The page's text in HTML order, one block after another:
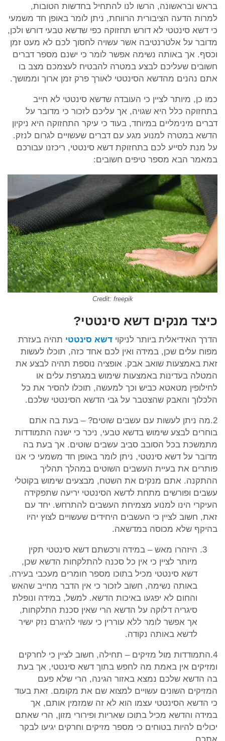
בראש ובראשונה, הרשו לנו להתחיל בחדשות הטובות,
למרות הדעה הציבורית הרווחת, ניתן לומר באופן חד משמעי
כי דשא סינטטי לא דורש תחזוקה כפי שדשא טבעי דורש ולכן,
מדובר על אלטרנטיבה אשר עשויה לחסוך לכם לא מעט זמן
וכסף. אך באותה נשימה אפשר לומר כי ישנם מספר דברים
חשובים שעליכם לבצע במטרה להבטיח לעצמכם מצב בו
אתם נהנים מהדשא הסינטטי לאורך פרק זמן ארוך וממושך.
כמו כן, מיותר לציין כי העובדה שדשא סינטטי לא חייב
בתחזוקה כלל היא שגויה, אך עליכם לזכור כי מדובר על
דברים מינימליים במיוחד, בעוד כי עיקר התחזוקה היא ניקיון
הדשא במטרה למנוע מגע עם דברים שעשויים לגרום לנזק.
על מנת לסייע לכם בתחזוקת דשא סינטטי, ריכזנו עבורכם
במאמר הבא מספר טיפים חשובים:
Credit: freepik
כיצד מנקים דשא סינטטי?
הדרך האידיאלית ביותר לניקוי דשא סינטטי תהיה בעזרת
מפוח עלים שכן, במידה ואין לכם אחד כזה, תוכלו לעשות
זאת באמצעות שואב אבק. אופציה נוספת תהיה לבצע את
המטלה בעדינות באמצעות שימוש במגרפת עלים או
לחילופין מטאטא כביש וכך למעשה, תוכלו להסיר את כל
הלכלוך והאבק שהצטבר על גבי הדשא הסינטטי שלכם.
2.מה ניתן לעשות עם עשבים שוטים? – בעת בה אתם
בוחרים לבצע שימוש בדשא טבעי, ניכר כי ישנה התמודדות
מתמשכת בכל הסובב סביב עשבים שוטים. אך בעת בה
מדובר על דשא סינטטי, ניתן לומר באופן חד משמעי כי אנו
פותרים את בעיית העשבים השוטים במהלך תהליך
ההתקנה. אתם מנקים את השטח, מבצעים שימוש בקוטלי
עשבים ופורשים מתחת לדשא הסינטטי יריעה שתפקידה
העיקרי הינו למנוע מצמיחת העשבים להתרחש. יחד עם
זאת, חשוב לציין כי העשבים היחידים שעשויים לצוץ יהיו
בהיקף שלא מכוסה במדשאה.
היזהרו מאש – במידה ורכשתם דשא סינטטי תקין
מיותר לציין כי אין כל סכנה להתלקחות הדשא שכן,
דשא סינטטי מכיל בתוכו מספר חומרים מעכבי בעירה.
באותה נשימה, חשוב לזכור כי אין הדבר מחייב שהאש
והחום לא יפגעו באיכות הדשא. למשל, במידה ונופלת
סיגריה דלוקה על הדשא הרי שאין סכנת התלקחות,
אך אפשר לומר ללא עוררין כי עשוי להיגרם נזק ישיר
לדשא באותה נקודה.
4.התמודדות מול מזיקים – תחילה, חשוב לציין כי לחרקים
ומזיקים אין באמת מה לחפש בתוך דשא סינטטי, אך בעת
בה הדשא שלכם נמצא באזור הגינה, הרי שלא פעם
המזיקים השונים עשויים למצוא שם את מקומם. זאת בעוד
כי הדשא הסינטטי עצמו הוא לא זה שמזמין אותם, אך
במידה והדשא מכיל בתוכו שאריות ופירורי מזון, הרי שאתם
יכולים להיות בטוחים כי מספר מזיקים וחרקים יגיעו לבקר
אתכם.